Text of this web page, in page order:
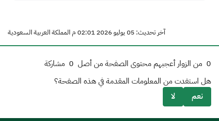
آخر تحديث: 05 يوليو 2026 02:01 م المملكة العربية السعودية
0 من الزوار أعجبهم محتوى الصفحة من أصل 0 مشاركة
هل استفدت من المعلومات المقدمة في هذه الصفحة؟
نعم
لا